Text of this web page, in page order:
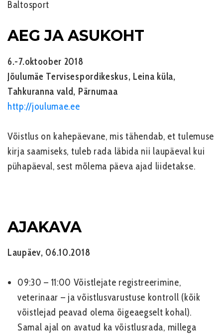
Baltosport
AEG JA ASUKOHT
6.-7.oktoober 2018
Jõulumäe Tervisespordikeskus, Leina küla,
Tahkuranna vald, Pärnumaa
http://joulumae.ee
Võistlus on kahepäevane, mis tähendab, et tulemuse
kirja saamiseks, tuleb rada läbida nii laupäeval kui
pühapäeval, sest mõlema päeva ajad liidetakse.
AJAKAVA
Laupäev, 06.10.2018
09:30 – 11:00 Võistlejate registreerimine,
veterinaar – ja võistlusvarustuse kontroll (kõik
võistlejad peavad olema õigeaegselt kohal).
Samal ajal on avatud ka võistlusrada, millega